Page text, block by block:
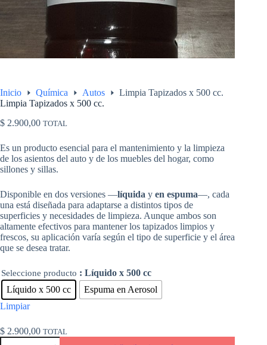
Inicio Química Autos
Limpia Tapizados x 500 cc.
Limpia Tapizados x 500 cc.
$ 2.900,00 TOTAL
Es un producto esencial para el mantenimiento y la limpieza
de los asientos del auto y de los muebles del hogar, como
sillones y sillas.
Disponible en dos versiones —líquida y en espuma—, cada
una está diseñada para adaptarse a distintos tipos de
superficies y necesidades de limpieza. Aunque ambos son
altamente efectivos para mantener los tapizados limpios y
frescos, su aplicación varía según el tipo de superficie y el área
que se desea tratar.
Seleccione producto : Líquido x 500 cc
Líquido x 500 cc
Espuma en Aerosol
Limpiar
$ 2.900,00 TOTAL
Limpia